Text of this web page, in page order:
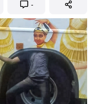
-